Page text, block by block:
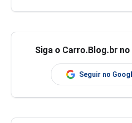
Siga o Carro.Blog.br
Seguir no